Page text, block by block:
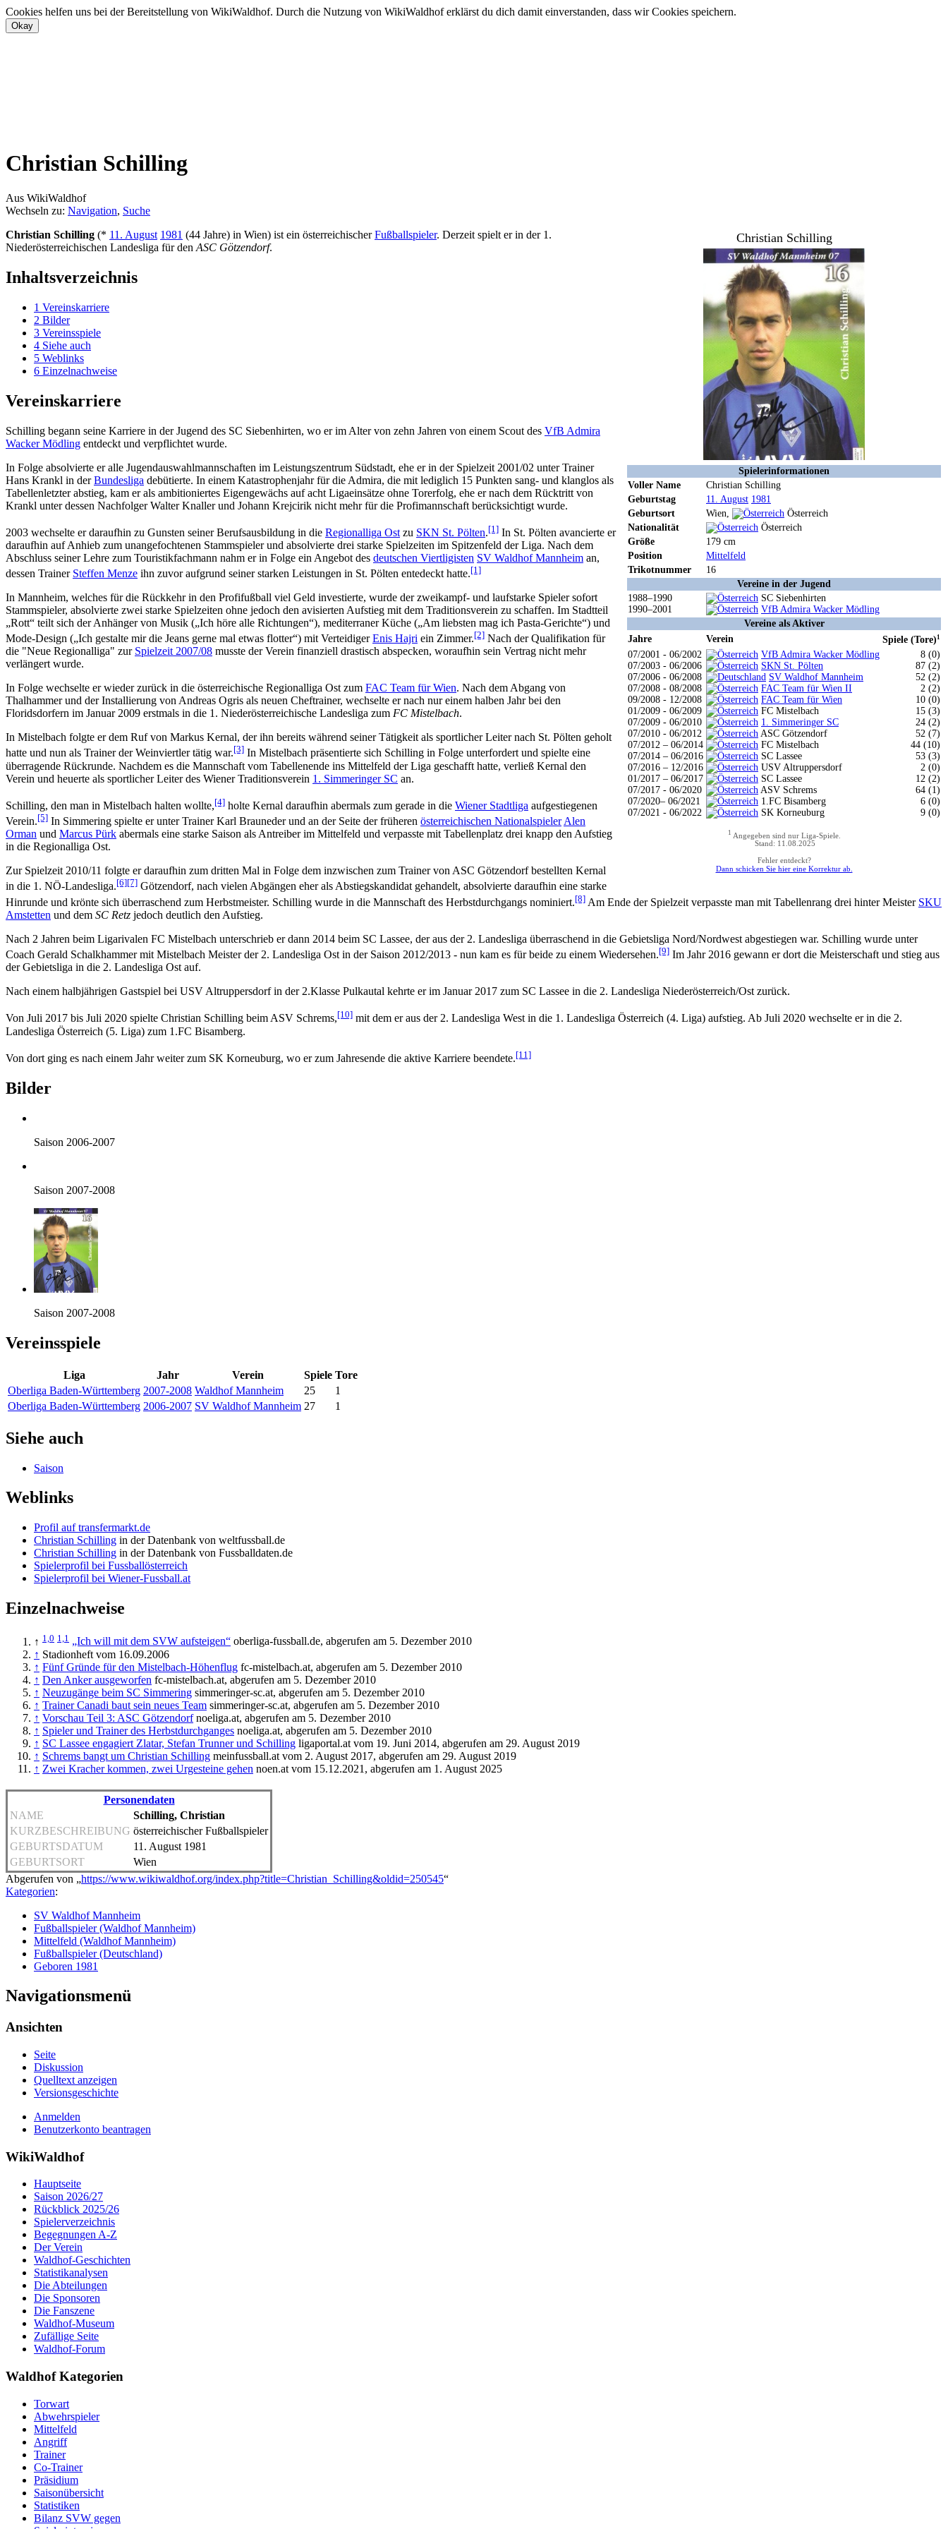
Cookies helfen uns bei der Bereitstellung von WikiWaldhof. Durch die Nutzung von WikiWaldhof erklärst du dich damit einverstanden, dass wir Cookies speichern.
Christian Schilling
Aus WikiWaldhof
Wechseln zu: Navigation, Suche
Christian Schilling
Spielerinformationen
Voller Name
Christian Schilling
Geburtstag
11. August 1981
Geburtsort
Wien,
Österreich
Nationalität
Österreich
Größe
179 cm
Position
Mittelfeld
Trikotnummer
16
Vereine in der Jugend
1988–1990
1990–2001
SC Siebenhirten
VfB Admira Wacker Mödling
Vereine als Aktiver
Jahre
Verein Spiele (Tore)1
07/2001 - 06/2002
07/2003 - 06/2006
07/2006 - 06/2008
07/2008 - 08/2008
09/2008 - 12/2008
01/2009 - 06/2009
07/2009 - 06/2010
07/2010 - 06/2012
07/2012 – 06/2014
07/2014 – 06/2016
07/2016 – 12/2016
01/2017 – 06/2017
07/2017 - 06/2020
07/2020– 06/2021
07/2021 - 06/2022
VfB Admira Wacker Mödling
SKN St. Pölten
SV Waldhof Mannheim
FAC Team für Wien II
FAC Team für Wien
FC Mistelbach
1. Simmeringer SC
ASC Götzendorf
FC Mistelbach
SC Lassee
USV Altruppersdorf
SC Lassee
ASV Schrems
1.FC Bisamberg
SK Korneuburg
8 (0)
87 (2)
52 (2)
2 (2)
10 (0)
15 (3)
24 (2)
52 (7)
44 (10)
53 (3)
2 (0)
12 (2)
64 (1)
6 (0)
9 (0)
1 Angegeben sind nur Liga-Spiele.
Stand: 11.08.2025
Fehler entdeckt?
Dann schicken Sie hier eine Korrektur ab.
Christian Schilling (* 11. August 1981 (44 Jahre) in Wien) ist ein österreichischerFußballspieler. Derzeit spielt er in der 1.
Niederösterreichischen Landesliga für den ASC Götzendorf.
Inhaltsverzeichnis
1 Vereinskarriere
2 Bilder
3 Vereinsspiele
4 Siehe auch
5 Weblinks
6 Einzelnachweise
Vereinskarriere
Schilling begann seine Karriere in der Jugend des SC Siebenhirten, wo er im Alter von zehn Jahren von einem Scout des VfB Admira
Wacker Mödling entdeckt und verpflichtet wurde.
In Folge absolvierte er alle Jugendauswahlmannschaften im Leistungszentrum Südstadt, ehe er in der Spielzeit 2001/02 unter Trainer
Hans Krankl in derBundesliga debütierte. In einem Katastrophenjahr für die Admira, die mit lediglich 15 Punkten sang- und klanglos als
Tabellenletzter abstieg, kam er als ambitioniertes Eigengewächs auf acht Ligaeinsätze ohne Torerfolg, ehe er nach dem Rücktritt von
Krankl unter dessen Nachfolger Walter Knaller und Johann Krejcirik nicht mehr für die Profimannschaft berücksichtigt wurde.
2003 wechselte er daraufhin zu Gunsten seiner Berufsausbildung in die Regionalliga Ost zu SKN St. Pölten.[1] In St. Pölten avancierte er
daraufhin auf Anhieb zum unangefochtenen Stammspieler und absolvierte drei starke Spielzeiten im Spitzenfeld der Liga. Nach dem
Abschluss seiner Lehre zum Touristikfachmann nahm er in Folge ein Angebot des deutschen Viertligisten SV Waldhof Mannheim an,
dessen Trainer Steffen Menze ihn zuvor aufgrund seiner starken Leistungen in St. Pölten entedeckt hatte.[1]
In Mannheim, welches für die Rückkehr in den Profifußball viel Geld investierte, wurde der zweikampf- und laufstarke Spieler sofort
Stammspieler, absolvierte zwei starke Spielzeiten ohne jedoch den avisierten Aufstieg mit dem Traditionsverein zu schaffen. Im Stadtteil
„Rott“ teilt sich der Anhänger von Musik („Ich höre alle Richtungen“), mediterraner Küche („Am liebsten mag ich Pasta-Gerichte“) und
Mode-Design („Ich gestalte mir die Jeans gerne mal etwas flotter“) mit VerteidigerEnis Hajri ein Zimmer.[2] Nach der Qualifikation für
die "Neue Regionalliga" zur Spielzeit 2007/08 musste der Verein finanziell drastisch abspecken, woraufhin sein Vertrag nicht mehr
verlängert wurde.
In Folge wechselte er wieder zurück in die österreichische Regionalliga Ost zum FAC Team für Wien. Nach dem Abgang von
Thalhammer und der Installierung von Andreas Ogris als neuen Cheftrainer, wechselte er nach nur einem halben Jahr bei den
Floridsdorfern im Januar 2009 erstmals in die 1. Niederösterreichische Landesliga zum FC Mistelbach.
In Mistelbach folgte er dem Ruf von Markus Kernal, der ihn bereits während seiner Tätigkeit als sportlicher Leiter nach St. Pölten geholt
hatte und nun als Trainer der Weinviertler tätig war.[3] In Mistelbach präsentierte sich Schilling in Folge unterfordert und spielte eine
überragende Rückrunde. Nachdem es die Mannschaft vom Tabellenende ins Mittelfeld der Liga geschafft hatte, verließ Kernal den
Verein und heuerte als sportlicher Leiter des Wiener Traditionsverein 1. Simmeringer SC an.
Schilling, den man in Mistelbach halten wollte,[4] holte Kernal daraufhin abermals zum gerade in die Wiener Stadtliga aufgestiegenen
Verein.[5] In Simmering spielte er unter Trainer Karl Brauneder und an der Seite der früheren österreichischen NationalspielerAlen
Orman und Marcus Pürk abermals eine starke Saison als Antreiber im Mittelfeld und verpasste mit Tabellenplatz drei knapp den Aufstieg
in die Regionalliga Ost.
Zur Spielzeit 2010/11 folgte er daraufhin zum dritten Mal in Folge dem inzwischen zum Trainer von ASC Götzendorf bestellten Kernal
in die 1. NÖ-Landesliga.[6][7] Götzendorf, nach vielen Abgängen eher als Abstiegskandidat gehandelt, absolvierte daraufhin eine starke
Hinrunde und krönte sich überraschend zum Herbstmeister. Schilling wurde in die Mannschaft des Herbstdurchgangs nominiert.[8] Am Ende der Spielzeit verpasste man mit Tabellenrang drei hinter Meister SKU
Amstetten und dem SC Retz jedoch deutlich den Aufstieg.
Nach 2 Jahren beim Ligarivalen FC Mistelbach unterschrieb er dann 2014 beim SC Lassee, der aus der 2. Landesliga überraschend in die Gebietsliga Nord/Nordwest abgestiegen war. Schilling wurde unter
Coach Gerald Schalkhammer mit Mistelbach Meister der 2. Landesliga Ost in der Saison 2012/2013 - nun kam es für beide zu einem Wiedersehen.[9] Im Jahr 2016 gewann er dort die Meisterschaft und stieg aus
der Gebietsliga in die 2. Landesliga Ost auf.
Nach einem halbjährigen Gastspiel bei USV Altruppersdorf in der 2.Klasse Pulkautal kehrte er im Januar 2017 zum SC Lassee in die 2. Landesliga Niederösterreich/Ost zurück.
Von Juli 2017 bis Juli 2020 spielte Christian Schilling beim ASV Schrems,[10] mit dem er aus der 2. Landesliga West in die 1. Landesliga Österreich (4. Liga) aufstieg. Ab Juli 2020 wechselte er in die 2.
Landesliga Österreich (5. Liga) zum 1.FC Bisamberg.
Von dort ging es nach einem Jahr weiter zum SK Korneuburg, wo er zum Jahresende die aktive Karriere beendete.[11]
Bilder
Saison 2006-2007
Saison 2007-2008
Saison 2007-2008
Vereinsspiele
Liga Jahr Verein Spiele Tore
Oberliga Baden-Württemberg 2007-2008 Waldhof Mannheim 25
1
Oberliga Baden-Württemberg 2006-2007 SV Waldhof Mannheim 27 1
Siehe auch
Saison
Weblinks
Profil auf transfermarkt.de
Christian Schilling in der Datenbank von weltfussball.de
Christian Schilling in der Datenbank von Fussballdaten.de
Spielerprofil bei Fussballösterreich
Spielerprofil bei Wiener-Fussball.at
Einzelnachweise
↑ 1,0 1,1 „Ich will mit dem SVW aufsteigen“ oberliga-fussball.de, abgerufen am 5. Dezember 2010
↑ Stadionheft vom 16.09.2006
↑ Fünf Gründe für den Mistelbach-Höhenflug fc-mistelbach.at, abgerufen am 5. Dezember 2010
↑ Den Anker ausgeworfen fc-mistelbach.at, abgerufen am 5. Dezember 2010
↑ Neuzugänge beim SC Simmering simmeringer-sc.at, abgerufen am 5. Dezember 2010
↑ Trainer Canadi baut sein neues Team simmeringer-sc.at, abgerufen am 5. Dezember 2010
↑ Vorschau Teil 3: ASC Götzendorfnoeliga.at, abgerufen am 5. Dezember 2010
↑ Spieler und Trainer des Herbstdurchganges noeliga.at, abgerufen am 5. Dezember 2010
↑ SC Lassee engagiert Zlatar, Stefan Trunner und Schilling ligaportal.at vom 19. Juni 2014, abgerufen am 29. August 2019
↑ Schrems bangt um Christian Schilling meinfussball.at vom 2. August 2017, abgerufen am 29. August 2019
↑ Zwei Kracher kommen, zwei Urgesteine gehen noen.at vom 15.12.2021, abgerufen am 1. August 2025
Personendaten
NAME
Schilling, Christian
KURZBESCHREIBUNG österreichischer Fußballspieler
GEBURTSDATUM
11. August 1981
GEBURTSORT
Wien
Abgerufen von „https://www.wikiwaldhof.org/index.php?title=Christian_Schilling&oldid=250545“
Kategorien:
SV Waldhof Mannheim
Fußballspieler (Waldhof Mannheim)
Mittelfeld (Waldhof Mannheim)
Fußballspieler (Deutschland)
Geboren 1981
Navigationsmenü
Ansichten
Seite
Diskussion
Quelltext anzeigen
Versionsgeschichte
Anmelden
Benutzerkonto beantragen
WikiWaldhof
Hauptseite
Saison 2026/27
Rückblick 2025/26
Spielerverzeichnis
Begegnungen A-Z
Der Verein
Waldhof-Geschichten
Statistikanalysen
Die Abteilungen
Die Sponsoren
Die Fanszene
Waldhof-Museum
Zufällige Seite
Waldhof-Forum
Waldhof Kategorien
Torwart
Abwehrspieler
Mittelfeld
Angriff
Trainer
Co-Trainer
Präsidium
Saisonübersicht
Statistiken
Bilanz SVW gegen